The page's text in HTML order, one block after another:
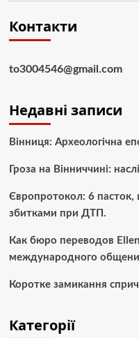
Контакти
to3004546@gmail.com
Недавні записи
Вінниця: Археологічна
Гроза на Вінниччині:
Європротокол: 6
збитками при ДТП.
Как бюро переводов
международного
Коротке замикання
Категорії